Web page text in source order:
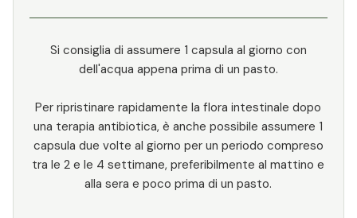
Si consiglia di assumere 1 capsula al giorno con
dell'acqua appena prima di un pasto.
Per ripristinare rapidamente la flora intestinale dopo
una terapia antibiotica, è anche possibile assumere 1
capsula due volte al giorno per un periodo compreso
tra le 2 e le 4 settimane, preferibilmente al mattino e
alla sera e poco prima di un pasto.